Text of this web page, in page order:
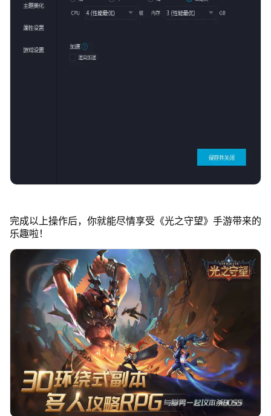
完成以上操作后，你就能尽情享受《光之守望》手游带来的
乐趣啦！